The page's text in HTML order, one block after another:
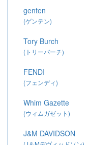
genten
(ゲンテン)
Tory Burch
(トリーバーチ)
FENDI
(フェンディ)
Whim Gazette
(ウィムガゼット)
J&M DAVIDSON